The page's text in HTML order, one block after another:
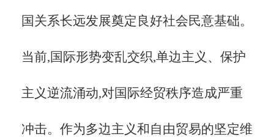
国关系长远发展奠定良好社会民意基础。
当前,国际形势变乱交织,单边主义、保护
主义逆流涌动,对国际经贸秩序造成严重
冲击。作为多边主义和自由贸易的坚定维